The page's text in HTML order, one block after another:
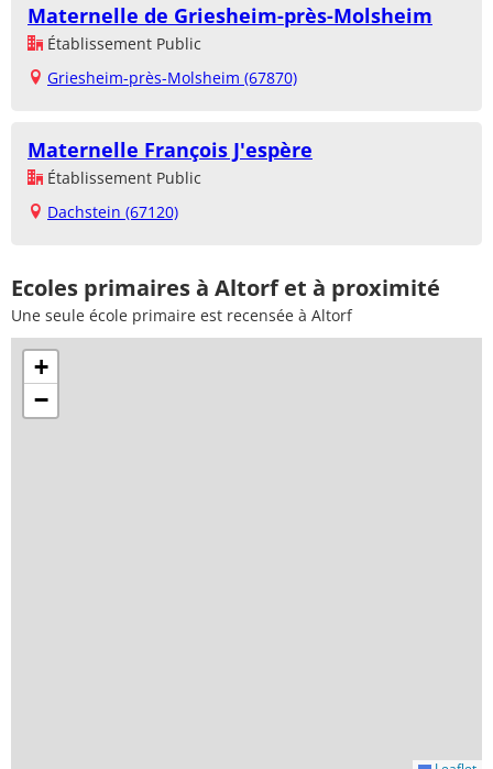
Maternelle de Griesheim-près-Molsheim
Établissement Public
Griesheim-près-Molsheim (67870)
Maternelle François J'espère
Établissement Public
Dachstein (67120)
Ecoles primaires à Altorf et à proximité
Une seule école primaire est recensée à Altorf
+
−